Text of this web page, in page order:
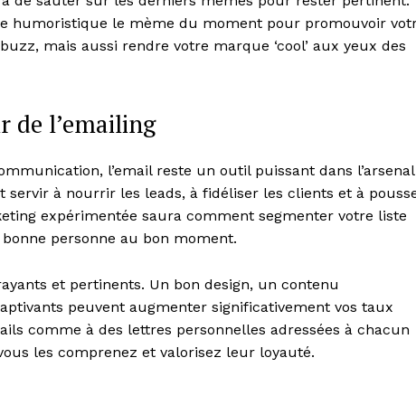
humoristique le mème du moment pour promouvoir
mais aussi rendre votre marque ‘cool’ aux yeux des
de l’emailing
l’email reste un outil puissant dans l’arsenal
servir à nourrir les leads, à fidéliser les clients et à
expérimentée saura comment segmenter votre liste
personne au bon moment.
et pertinents. Un bon design, un contenu
peuvent augmenter significativement vos taux
comme à des lettres personnelles adressées à chacun
les comprenez et valorisez leur loyauté.